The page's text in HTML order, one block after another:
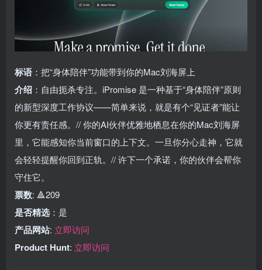
标语 ：把“身体陪伴”功能带到你的Mac刘海屏上
介绍 ：自由扼杀专注。iPromise 是一种基于“身体陪伴”原则
的新型深度工作协议——简单来说，就是有个“见证者”能让
你更有责任感。// 你的AI伙伴优雅地栖息在你的Mac刘海屏
里，它能感知你当前窗口的上下文。一旦你分心走神，它就
会轻轻提醒你回到正轨。// 许下一个承诺，你的伙伴会帮你
守住它。
票数: 🔺209
是否精选 ：是
产品网站: 立即访问
Product Hunt: 立即访问